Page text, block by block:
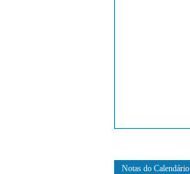
Notas do Calendário